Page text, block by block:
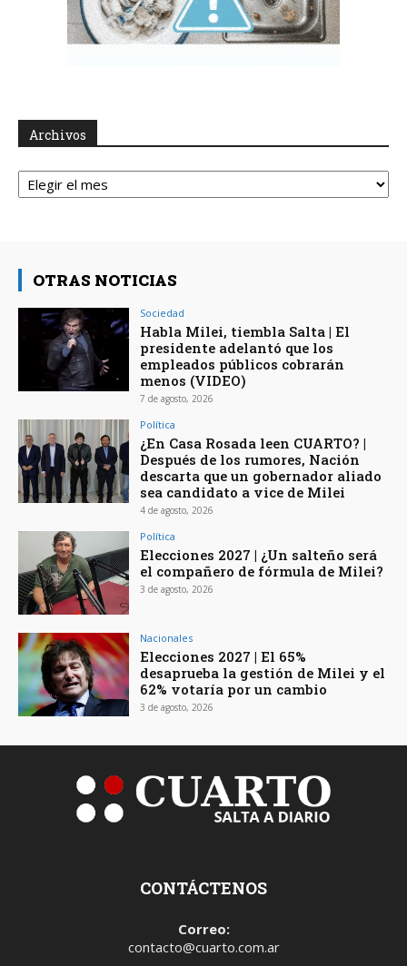
Archivos
Archivos
OTRAS NOTICIAS
Sociedad
Habla Milei, tiembla Salta | El
presidente adelantó que los
empleados públicos cobrarán
menos (VIDEO)
7 de agosto, 2026
Política
¿En Casa Rosada leen CUARTO? |
Después de los rumores, Nación
descarta que un gobernador aliado
sea candidato a vice de Milei
4 de agosto, 2026
Política
Elecciones 2027 | ¿Un salteño será
el compañero de fórmula de Milei?
3 de agosto, 2026
Nacionales
Elecciones 2027 | El 65%
desaprueba la gestión de Milei y el
62% votaría por un cambio
3 de agosto, 2026
CONTÁCTENOS
Correo:
contacto@cuarto.com.ar